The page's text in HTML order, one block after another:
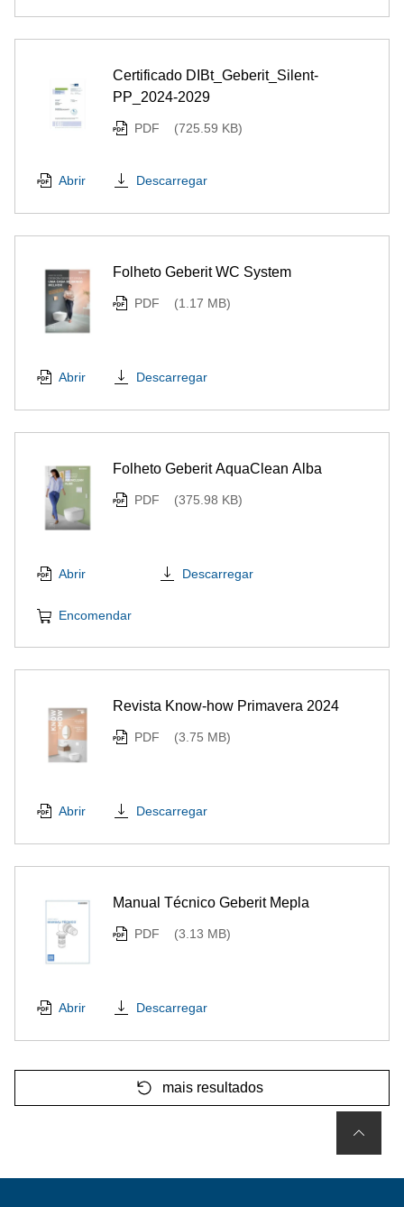
Certificado DIBt_Geberit_Silent-
PP_2024-2029
PDF (725.59 KB)
Abrir Descarregar
Folheto Geberit WC System
PDF (1.17 MB)
Abrir Descarregar
Folheto Geberit AquaClean Alba
PDF (375.98 KB)
Abrir Descarregar
Encomendar
Revista Know-how Primavera 2024
PDF (3.75 MB)
Abrir Descarregar
Manual Técnico Geberit Mepla
PDF (3.13 MB)
Abrir Descarregar
mais resultados